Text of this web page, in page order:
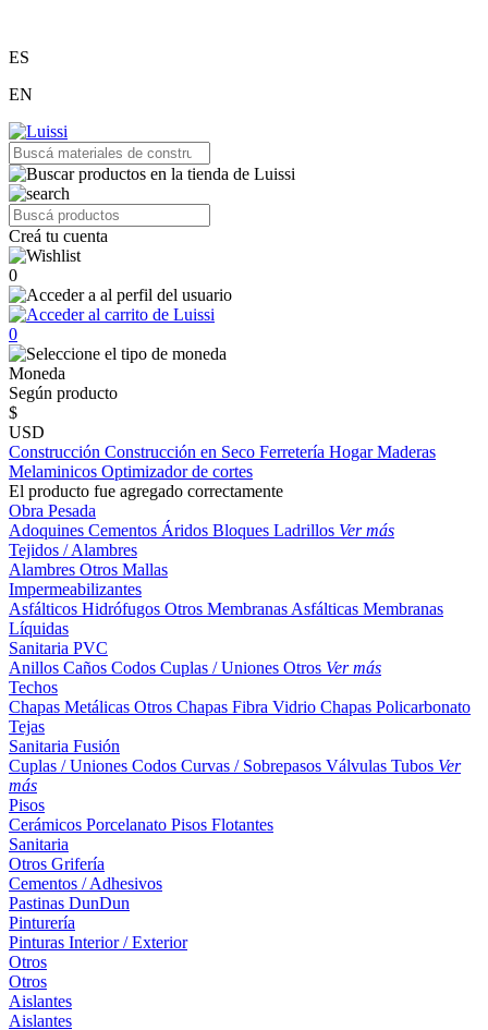
ES
EN
Creá tu cuenta
0
0
Moneda
Según producto
$
USD
Construcción Construcción en Seco Ferretería HogarMaderas
Melaminicos Optimizador de cortes
El producto fue agregado correctamente
Obra Pesada
Adoquines Cementos Áridos Bloques Ladrillos Ver más
Tejidos / Alambres
Alambres Otros Mallas
Impermeabilizantes
Asfálticos Hidrófugos Otros Membranas Asfálticas Membranas
Líquidas
Sanitaria PVC
Anillos Caños Codos Cuplas / Uniones Otros Ver más
Techos
Chapas Metálicas Otros Chapas Fibra Vidrio Chapas Policarbonato
Tejas
Sanitaria Fusión
Cuplas / Uniones Codos Curvas / Sobrepasos Válvulas Tubos Ver
más
Pisos
Cerámicos Porcelanato Pisos Flotantes
Sanitaria
Otros Grifería
Cementos / Adhesivos
Pastinas DunDun
Pinturería
Pinturas Interior / Exterior
Otros
Otros
Aislantes
Aislantes